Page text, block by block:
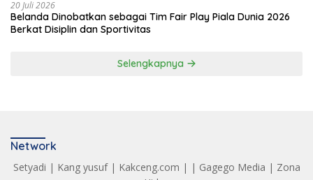
20 Juli 2026
Belanda Dinobatkan sebagai Tim Fair Play Piala Dunia 2026
Berkat Disiplin dan Sportivitas
Selengkapnya
Network
Setyadi | Kang yusuf| Kakceng.com | | Gagego Media | Zona